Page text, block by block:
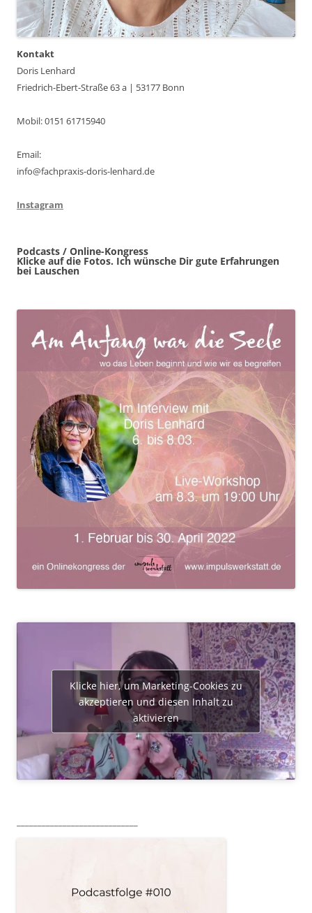
Kontakt
Doris Lenhard
Friedrich-Ebert-Straße 63 a | 53177 Bonn
Mobil: 0151 61715940
Email:
info@fachpraxis-doris-lenhard.de
Instagram
Podcasts / Online-Kongress
Klicke auf die Fotos. Ich wünsche Dir gute Erfahrungen
bei Lauschen
Klicke hier, um Marketing-Cookies zu
akzeptieren und diesen Inhalt zu
aktivieren